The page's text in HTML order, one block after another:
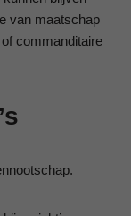
van maatschap
commanditaire